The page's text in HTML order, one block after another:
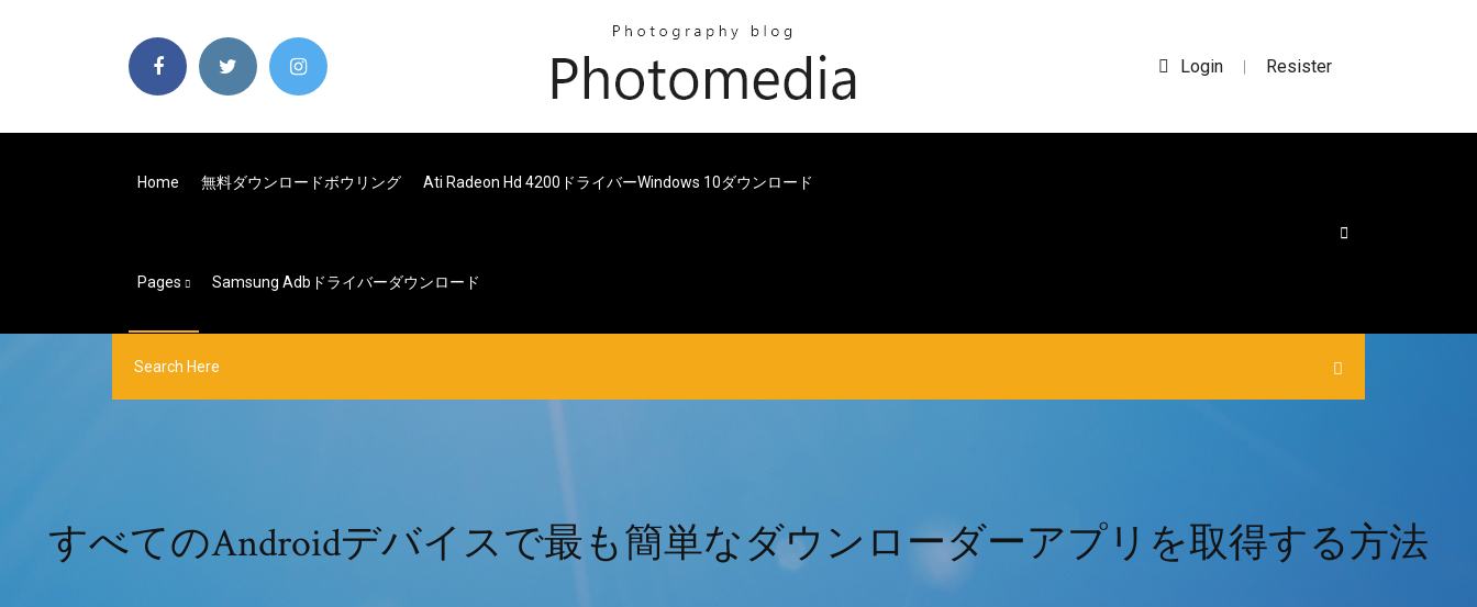
Login | Resister
Home 無料ダウンロードボウリング Ati Radeon Hd 4200ドライバーwindows 10ダウンロード
Pages Samsung Adbドライバーダウンロード
すべてのAndroidデバイスで最も簡単なダウンローダーアプリを取得する方法